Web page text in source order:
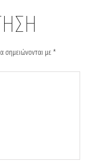
σημειώνονται με *